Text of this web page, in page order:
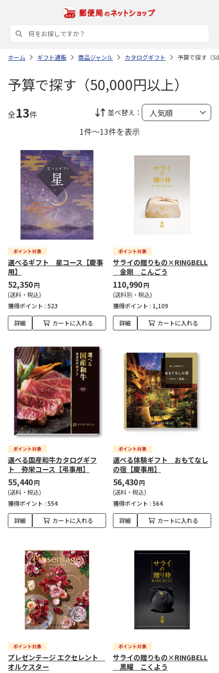
ホーム ギフト通販 商品ジャンル カタログギフト 予算で探す（
予算で探す（50,000円以上）
全13件 並べ替え：
1件～13件を表示
選べるギフト 星コース【慶事
用】
52,350円
(送料・税込)
獲得ポイント : 523
詳細 カートに入れる
サライの贈りもの×RINGBELL
金剛 こんごう
110,990円
(送料別・税込)
獲得ポイント : 1,109
詳細 カートに入れる
選べる国産和牛カタログギフ
ト 弥栄コース【弔事用】
55,440円
(送料・税込)
獲得ポイント : 554
詳細 カートに入れる
選べる体験ギフト おもてなし
の宿【慶事用】
56,430円
(送料・税込)
獲得ポイント : 564
詳細 カートに入れる
プレゼンテージ エクセレント
オルケスター
サライの贈りもの×RINGBELL
黒耀 こくよう